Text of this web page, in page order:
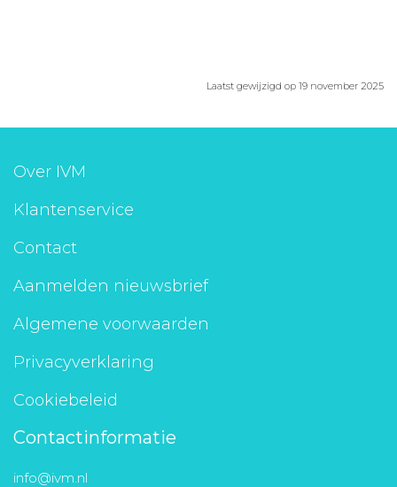
Laatst gewijzigd op 19 november 2025
Over IVM
Klantenservice
Contact
Aanmelden nieuwsbrief
Algemene voorwaarden
Privacyverklaring
Cookiebeleid
Contactinformatie
info@ivm.nl